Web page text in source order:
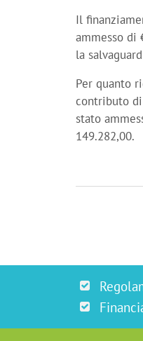
Il
ammesso di
la
Per quanto
contributo di
stato
149.282,00.